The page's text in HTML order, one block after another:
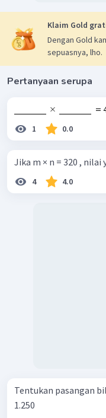
Klaim Gold
Dengan Gold
sepuasnya, lho.
Pertanyaan serupa
1 0.0
Jika m × n = 320 ,
4 4.0
Tentukan pasangan
1.250